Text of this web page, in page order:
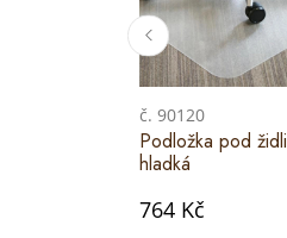
č. 90120
Podložka pod židli
hladká
764 Kč